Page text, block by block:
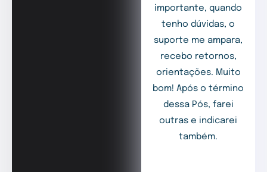
importante, quando
tenho dúvidas, o
suporte me ampara,
recebo retornos,
orientações. Muito
bom! Após o término
dessa Pós, farei
outras e indicarei
também.